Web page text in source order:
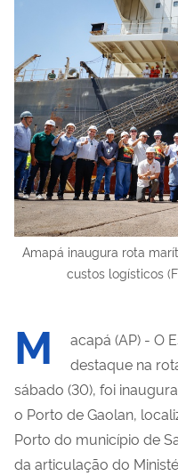
Amapá inaugura rota
custos logísticos
M
acapá (AP) - O
destaque na
sábado (30), foi
o Porto de Gaolan,
Porto do município de
da articulação do